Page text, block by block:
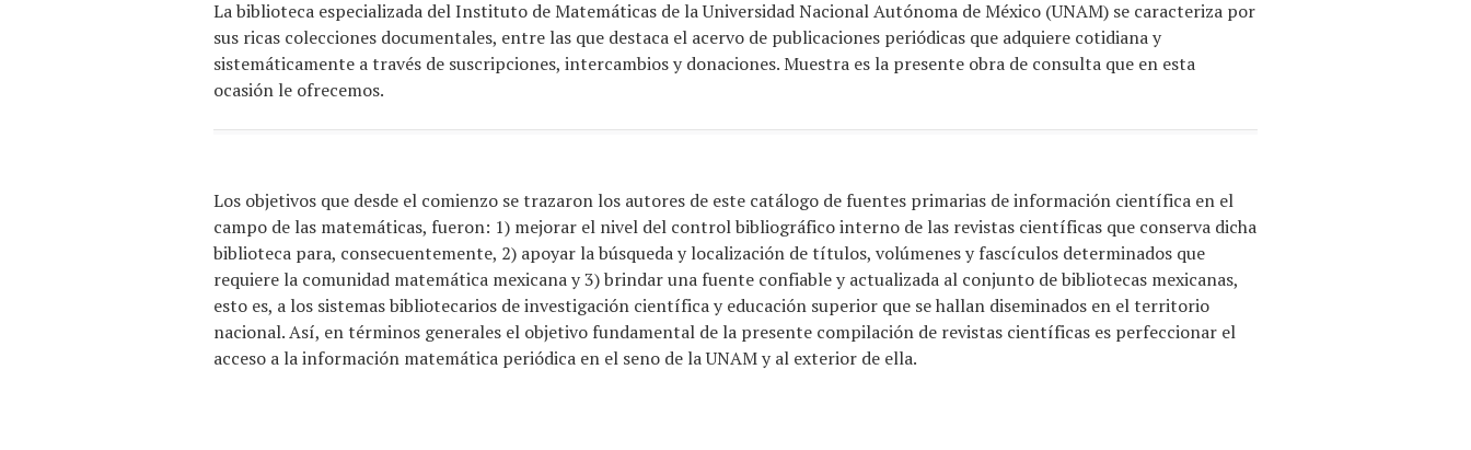
La biblioteca especializada del Instituto de Matemáticas de la Universidad Nacional Autónoma de México (UNAM) se caracteriza por
sus ricas colecciones documentales, entre las que destaca el acervo de publicaciones periódicas que adquiere cotidiana y
sistemáticamente a través de suscripciones, intercambios y donaciones. Muestra es la presente obra de consulta que en esta
ocasión le ofrecemos.
Los objetivos que desde el comienzo se trazaron los autores de este catálogo de fuentes primarias de información científica en el
campo de las matemáticas, fueron: 1) mejorar el nivel del control bibliográfico interno de las revistas científicas que conserva dicha
biblioteca para, consecuentemente, 2) apoyar la búsqueda y localización de títulos, volúmenes y fascículos determinados que
requiere la comunidad matemática mexicana y 3) brindar una fuente confiable y actualizada al conjunto de bibliotecas mexicanas,
esto es, a los sistemas bibliotecarios de investigación científica y educación superior que se hallan diseminados en el territorio
nacional. Así, en términos generales el objetivo fundamental de la presente compilación de revistas científicas es perfeccionar el
acceso a la información matemática periódica en el seno de la UNAM y al exterior de ella.